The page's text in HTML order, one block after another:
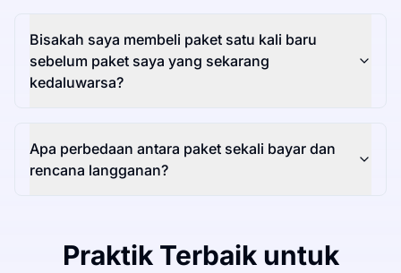
Bisakah saya membeli paket satu kali baru
sebelum paket saya yang sekarang
kedaluwarsa?
Apa perbedaan antara paket sekali bayar dan
rencana langganan?
Praktik Terbaik untuk